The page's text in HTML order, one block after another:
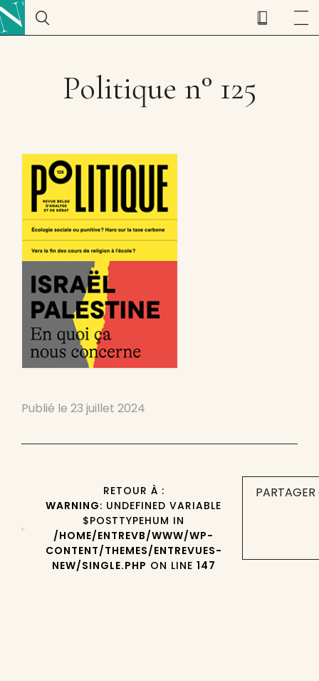
Politique n° 125
Publié le 23 juillet 2024
RETOUR À :
WARNING: UNDEFINED VARIABLE
$POSTTYPEHUM IN
/HOME/ENTREVB/WWW/WP-
CONTENT/THEMES/ENTREVUES-
NEW/SINGLE.PHP ON LINE 147